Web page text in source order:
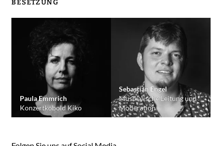
BESETZUNG
Paula Emmrich
Konzertkobold Kiko
Sebastian Engel
Musikalische Leitung und
Moderation